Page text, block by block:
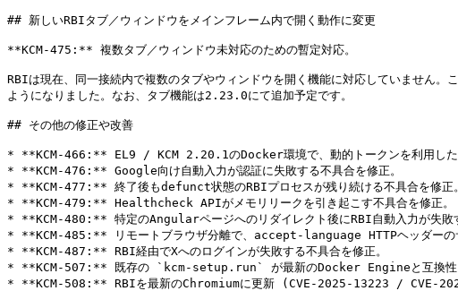
## 新しいRBIタブ／ウィンドウをメインフレーム内で開く動作に変更
**KCM-475:** 複数タブ／ウィンドウ未対応のための暫定対応。
RBIは現在、同一接続内で複数のタブやウィンドウを開く機能に対応していません
ようになりました。なお、タブ機能は2.23.0にて追加予定です。
## その他の修正や改善
* **KCM-466:** EL9 / KCM 2.20.1のDocker環境で、動的トークンを利用した
* **KCM-476:** Google向け自動入力が認証に失敗する不具合を修正。
* **KCM-477:** 終了後もdefunct状態のRBIプロセスが残り続ける不具合を修正。
* **KCM-479:** Healthcheck APIがメモリリークを引き起こす不具合を修正。
* **KCM-480:** 特定のAngularページへのリダイレクト後にRBI自動入力が失敗す
* **KCM-485:** リモートブラウザ分離で、accept-language HTTPヘッダーのサ
* **KCM-487:** RBI経由でXへのログインが失敗する不具合を修正。
* **KCM-507:** 既存の `kcm-setup.run` が最新のDocker Engineと互換性を
* **KCM-508:** RBIを最新のChromiumに更新 (CVE-2025-13223 / CVE-